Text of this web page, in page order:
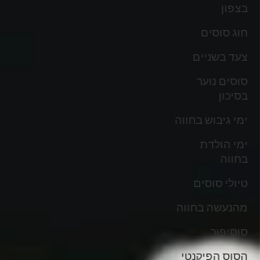
בצפון
חוג סוסים
צעד בשניים
סוסים נוער
בסיכון
ימי גיבוש בחווה
ימי הולדת
בחווה
טיולי סוסים
מהנעשה בחווה
סוסיפור
הסוס הפיקנטי